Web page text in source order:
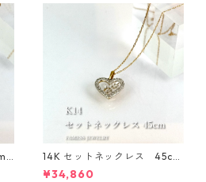
14K セットネックレス 45cm
1㎜
¥34,860